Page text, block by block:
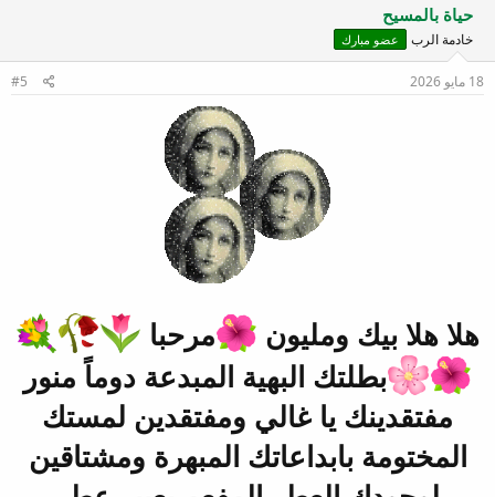
ا
ع
ل
ا
حياة بالمسيح
خادمة الرب عضو مبارك
18 مايو 2026 #5
هلا هلا بيك ومليون
مرحبا
بطلتك البهية المبدعة دوماً منور
مفتقدينك يا غالي ومفتقدين لمستك
المختومة بابداعاتك المبهرة ومشتاقين